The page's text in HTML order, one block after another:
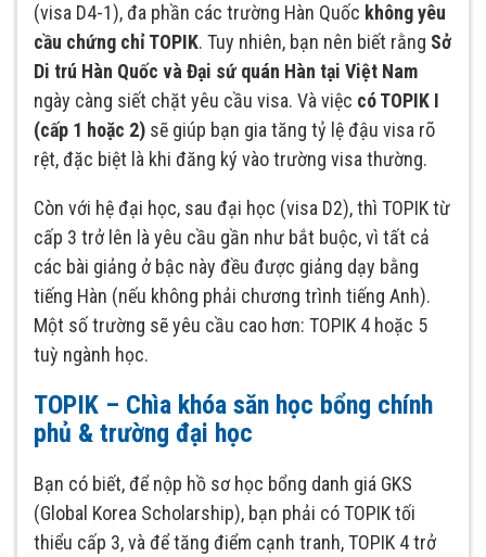
(visa D4-1), đa phần các trường Hàn Quốc không yêu
cầu chứng chỉ TOPIK. Tuy nhiên, bạn nên biết rằng Sở
Di trú Hàn Quốc và Đại sứ quán Hàn tại Việt Nam
ngày càng siết chặt yêu cầu visa. Và việc có TOPIK I
(cấp 1 hoặc 2) sẽ giúp bạn gia tăng tỷ lệ đậu visa rõ
rệt, đặc biệt là khi đăng ký vào trường visa thường.
Còn với hệ đại học, sau đại học (visa D2), thì TOPIK từ
cấp 3 trở lên là yêu cầu gần như bắt buộc, vì tất cả
các bài giảng ở bậc này đều được giảng dạy bằng
tiếng Hàn (nếu không phải chương trình tiếng Anh).
Một số trường sẽ yêu cầu cao hơn: TOPIK 4 hoặc 5
tuỳ ngành học.
TOPIK – Chìa khóa săn học bổng chính
phủ & trường đại học
Bạn có biết, để nộp hồ sơ học bổng danh giá GKS
(Global Korea Scholarship), bạn phải có TOPIK tối
thiểu cấp 3, và để tăng điểm cạnh tranh, TOPIK 4 trở